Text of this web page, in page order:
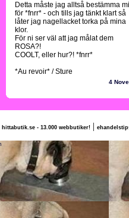
Detta måste jag alltså bestämma
för *fnrr* - och tills jag tänkt klart så
låter jag nagellacket torka på mina
klor.
För ni ser väl att jag målat dem
ROSA?!
COOLT, eller hur?! *fnrr*
*Au revoir* / Sture
4
hittabutik.se - 13.000 webbutiker!|
Sture Nilsson